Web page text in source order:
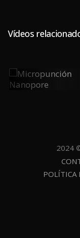
Vídeos
Micropunción
Nanopore
2024
POLÍTICA